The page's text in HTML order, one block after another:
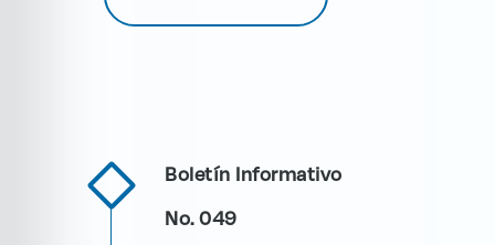
Boletín Informativo
No. 049